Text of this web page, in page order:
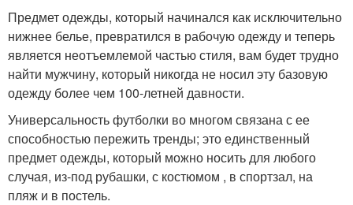
Предмет одежды, который начинался как исключительно
нижнее белье, превратился в рабочую одежду и теперь
является неотъемлемой частью стиля, вам будет трудно
найти мужчину, который никогда не носил эту базовую
одежду более чем 100-летней давности.
Универсальность футболки во многом связана с ее
способностью пережить тренды; это единственный
предмет одежды, который можно носить для любого
случая, из-под рубашки, с костюмом , в спортзал, на
пляж и в постель.